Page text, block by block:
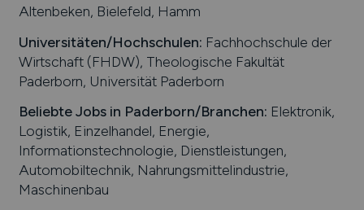
Altenbeken, Bielefeld, Hamm
Universitäten/Hochschulen: Fachhochschule der
Wirtschaft (FHDW), Theologische Fakultät
Paderborn, Universität Paderborn
Beliebte Jobs in Paderborn/Branchen: Elektronik,
Logistik, Einzelhandel, Energie,
Informationstechnologie, Dienstleistungen,
Automobiltechnik, Nahrungsmittelindustrie,
Maschinenbau